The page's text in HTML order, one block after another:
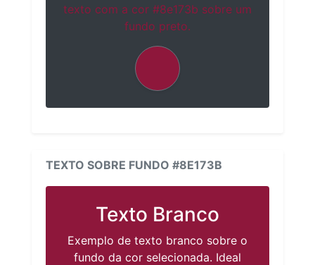
texto com a cor #8e173b sobre um
fundo preto.
TEXTO SOBRE FUNDO #8E173B
Texto Branco
Exemplo de texto branco sobre o
fundo da cor selecionada. Ideal